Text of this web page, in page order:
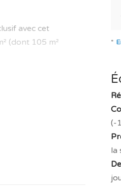
avec cet
(dont 105 m²
dans une
à vivre et bien
m².
*
(-
la